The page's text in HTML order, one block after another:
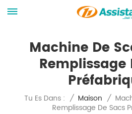
Machine De
Remplissage
Tu Es Dans : / Maison /
Remplissage De Sacs